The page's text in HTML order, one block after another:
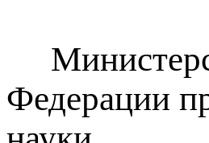
Федерации